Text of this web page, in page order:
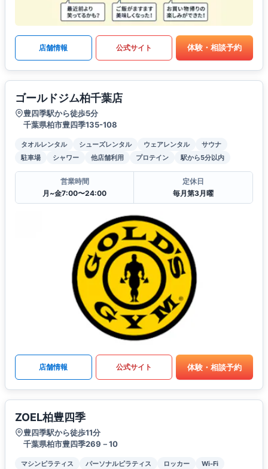
店舗情報 公式サイト 体験・相談予約
ゴールドジム柏千葉店
豊四季駅から徒歩5分
千葉県柏市豊四季135-108
タオルレンタル シューズレンタル ウェアレンタル
サウナ
駐車場
シャワー 他店舗利用 プロテイン 駅から5分以内
営業時間
月~金7:00〜24:00
定休日
毎月第3月曜
店舗情報 公式サイト 体験・相談予約
ZOEL柏豊四季
豊四季駅から徒歩11分
千葉県柏市豊四季269－10
マシンピラティス パーソナルピラティス ロッカー
Wi-Fi